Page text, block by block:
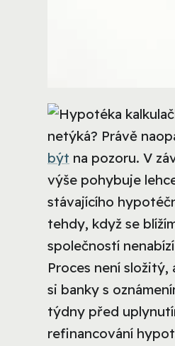
netýká? Právě
být na pozoru. V
výše pohybuje
stávajícího
tehdy, když se
společností
Proces není
si banky s
týdny před
refinancování